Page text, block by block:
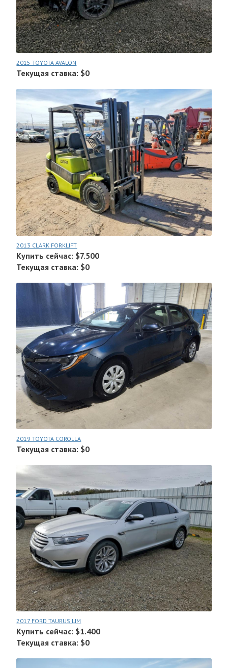
2015 TOYOTA AVALON
Текущая ставка: $0
2013 CLARK FORKLIFT
Купить сейчас: $7.500
Текущая ставка: $0
2019 TOYOTA COROLLA
Текущая ставка: $0
2017 FORD TAURUS LIM
Купить сейчас: $1.400
Текущая ставка: $0